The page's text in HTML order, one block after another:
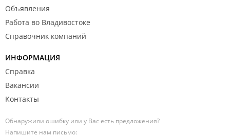
Объявления
Работа во Владивостоке
Справочник компаний
ИНФОРМАЦИЯ
Справка
Вакансии
Контакты
Обнаружили ошибку или у Вас есть предложения?
Напишите нам письмо: